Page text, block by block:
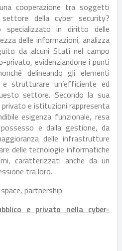
cooperazione tra soggetti
della cyber security?
specializzato in diritto delle
delle informazioni, analizza
da alcuni Stati nel campo
privato, evidenziandone i punti
delineando gli elementi
strutturare un’efficiente ed
settore. Secondo la sua
privato e istituzioni rappresenta
esigenza funzionale, resa
e dalla gestione, da
delle infrastrutture
delle tecnologie informatiche
caratterizzati anche da un
tra loro.
partnership
e privato nella cyber-